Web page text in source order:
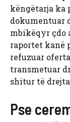
këngëtarja ka
dokumentuar
mbikëqyr çdo
raportet kanë
refuzuar
transmetuar
shitur të
Pse